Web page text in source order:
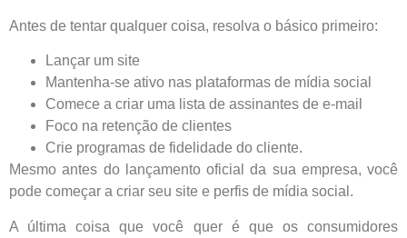
Antes de tentar qualquer coisa, resolva o básico primeiro:
Lançar um site
Mantenha-se ativo nas plataformas de mídia social
Comece a criar uma lista de assinantes de e-mail
Foco na retenção de clientes
Crie programas de fidelidade do cliente.
Mesmo antes do lançamento oficial da sua empresa, você
pode começar a criar seu site e perfis de mídia social.
A última coisa que você quer é que os consumidores